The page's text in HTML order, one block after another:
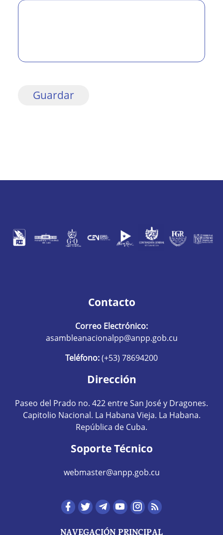
Contacto
Correo Electrónico:
asambleanacionalpp@anpp.gob.cu
Teléfono:(+53) 78694200
Dirección
Paseo del Prado no. 422 entre San José y Dragones.
Capitolio Nacional. La Habana Vieja. La Habana.
República de Cuba.
Soporte Técnico
webmaster@anpp.gob.cu
Redes sociales